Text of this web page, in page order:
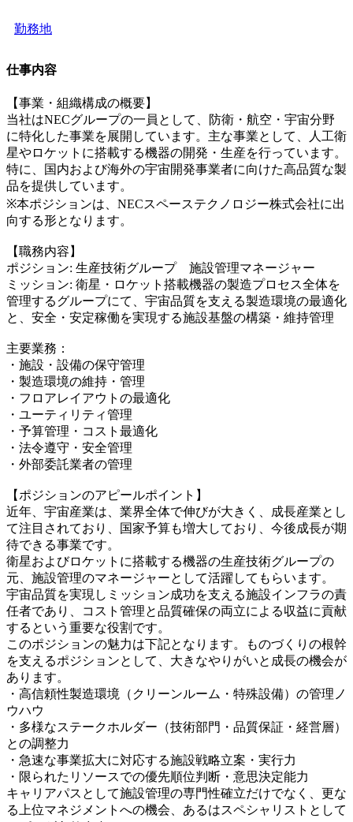
勤務地
仕事内容
【事業・組織構成の概要】
当社はNECグループの一員として、防衛・航空・宇宙分野
に特化した事業を展開しています。主な事業として、人工衛
星やロケットに搭載する機器の開発・生産を行っています。
特に、国内および海外の宇宙開発事業者に向けた高品質な製
品を提供しています。
※本ポジションは、NECスペーステクノロジー株式会社に出
向する形となります。
【職務内容】
ポジション: 生産技術グループ 施設管理マネージャー
ミッション: 衛星・ロケット搭載機器の製造プロセス全体を
管理するグループにて、宇宙品質を支える製造環境の最適化
と、安全・安定稼働を実現する施設基盤の構築・維持管理
主要業務：
・施設・設備の保守管理
・製造環境の維持・管理
・フロアレイアウトの最適化
・ユーティリティ管理
・予算管理・コスト最適化
・法令遵守・安全管理
・外部委託業者の管理
【ポジションのアピールポイント】
近年、宇宙産業は、業界全体で伸びが大きく、成長産業とし
て注目されており、国家予算も増大しており、今後成長が期
待できる事業です。
衛星およびロケットに搭載する機器の生産技術グループの
元、施設管理のマネージャーとして活躍してもらいます。
宇宙品質を実現しミッション成功を支える施設インフラの責
任者であり、コスト管理と品質確保の両立による収益に貢献
するという重要な役割です。
このポジションの魅力は下記となります。ものづくりの根幹
を支えるポジションとして、大きなやりがいと成長の機会が
あります。
・高信頼性製造環境（クリーンルーム・特殊設備）の管理ノ
ウハウ
・多様なステークホルダー（技術部門・品質保証・経営層）
との調整力
・急速な事業拡大に対応する施設戦略立案・実行力
・限られたリソースでの優先順位判断・意思決定能力
キャリアパスとして施設管理の専門性確立だけでなく、更な
る上位マネジメントへの機会、あるはスペシャリストとして